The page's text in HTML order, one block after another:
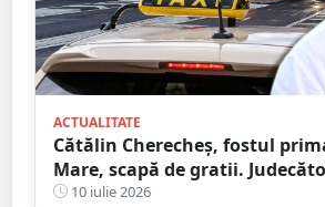
ACTUALITATE
Cătălin Cherecheș, fostul
Mare, scapă de gratii.
eliberarea condiționată
10 iulie 2026